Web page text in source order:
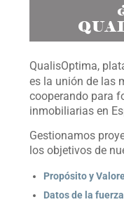
QualisOptima,
es la unión de las
cooperando para
inmobiliarias en
Gestionamos
los objetivos de
Propósito y
Datos de la